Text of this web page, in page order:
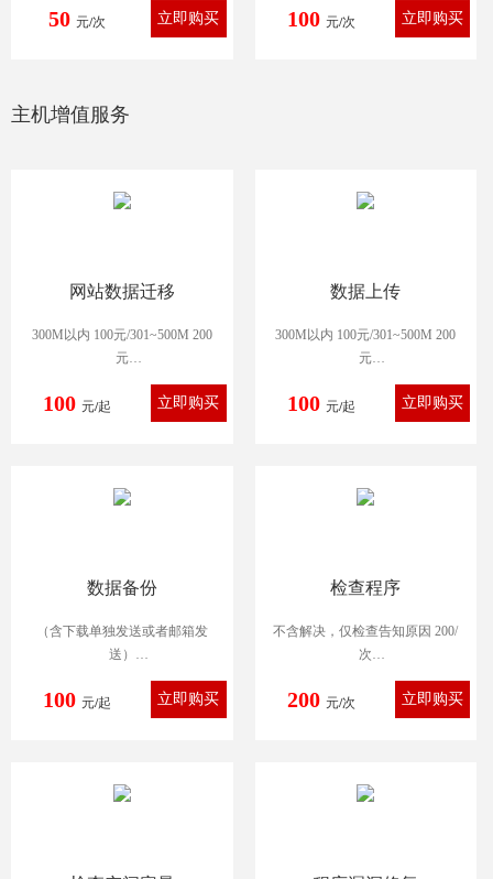
50 元/次 100 元/次
主机增值服务
网站数据迁移
300M以内 100元/301~500M 200
元
500M以上 300元
100 元/起
数据上传
300M以内 100元/301~500M 200
元
500M以上 300元
100 元/起
数据备份
（含下载单独发送或者邮箱发
送）
300M以内 100元/301~500M 200
100 元/起
检查程序
不含解决，仅检查告知原因 200/
次
包含解决 300元/次
200 元/次